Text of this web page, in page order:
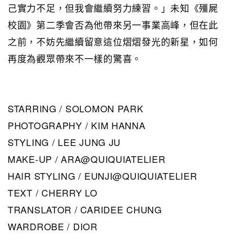
己實力不足，但我會繼續努力練習。」未知《殭屍
校園》第二季會否為他帶來另一事業高峰，但在此
之前，不妨先繼續留意這位熠熠發光的新星，如何
再度為觀眾帶來不一樣的驚喜。
STARRING / SOLOMON PARK
PHOTOGRAPHY / KIM HANNA
STYLING / LEE JUNG JU
MAKE-UP / ARA@QUIQUIATELIER
HAIR STYLING / EUNJI@QUIQUIATELIER
TEXT / CHERRY LO
TRANSLATOR / CARIDEE CHUNG
WARDROBE / DIOR